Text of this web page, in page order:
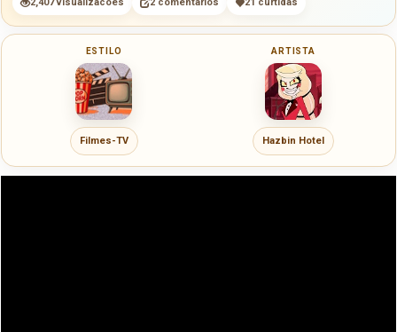
2,407 visualizacoes 2 comentarios 21 curtidas
ESTILO
Filmes-TV
ARTISTA
Hazbin Hotel